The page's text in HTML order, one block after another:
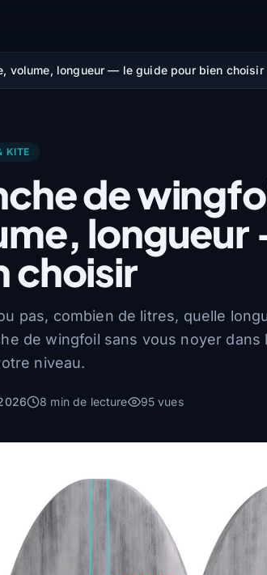
volume, longueur — le guide pour bien choisir
KITE
de
longueur
choisir
pas, combien de litres, quelle
de wingfoil sans vous noyer
niveau.
8 min de lecture 95 vues